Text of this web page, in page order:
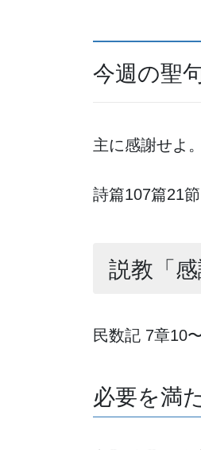
今週の聖
主に感謝せよ
詩篇107篇21節
説教「
民数記 7章10
必要を満